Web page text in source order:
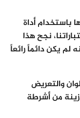
باستخدام أداة
نجح هذا
يكن دائماً رائعاً
والتعريض
من أشرطة